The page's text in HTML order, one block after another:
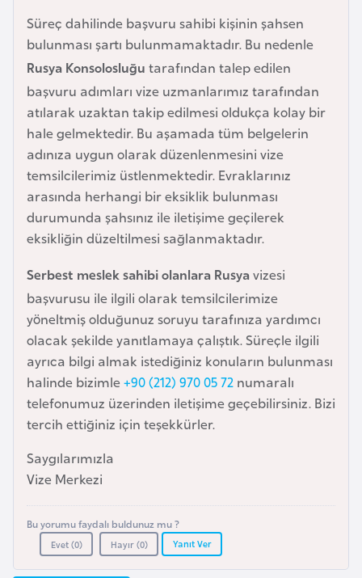
Süreç dahilinde başvuru sahibi kişinin şahsen
bulunması şartı bulunmamaktadır. Bu nedenle
Rusya Konsolosluğu tarafından talep edilen
başvuru adımları vize uzmanlarımız tarafından
atılarak uzaktan takip edilmesi oldukça kolay bir
hale gelmektedir. Bu aşamada tüm belgelerin
adınıza uygun olarak düzenlenmesini vize
temsilcilerimiz üstlenmektedir. Evraklarınız
arasında herhangi bir eksiklik bulunması
durumunda şahsınız ile iletişime geçilerek
eksikliğin düzeltilmesi sağlanmaktadır.
Serbest meslek sahibi olanlara Rusyavizesi
başvurusu ile ilgili olarak temsilcilerimize
yöneltmiş olduğunuz soruyu tarafınıza yardımcı
olacak şekilde yanıtlamaya çalıştık. Süreçle ilgili
ayrıca bilgi almak istediğiniz konuların bulunması
halinde bizimle+90 (212) 970 05 72 numaralı
telefonumuz üzerinden iletişime geçebilirsiniz. Bizi
tercih ettiğiniz için teşekkürler.
Saygılarımızla
Vize Merkezi
Bu yorumu faydalı buldunuz mu ?
Evet (0) Hayır (0) Yanıt Ver
l
ç
i
k
a
B
e
n
i
n
B
s
a
H
e
s
e
u